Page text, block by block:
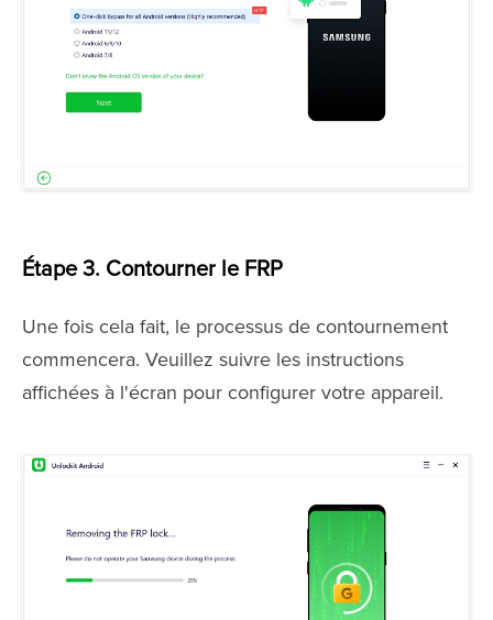
Étape 3. Contourner le FRP
Une fois cela fait, le processus de contournement
commencera. Veuillez suivre les instructions
affichées à l'écran pour configurer votre appareil.